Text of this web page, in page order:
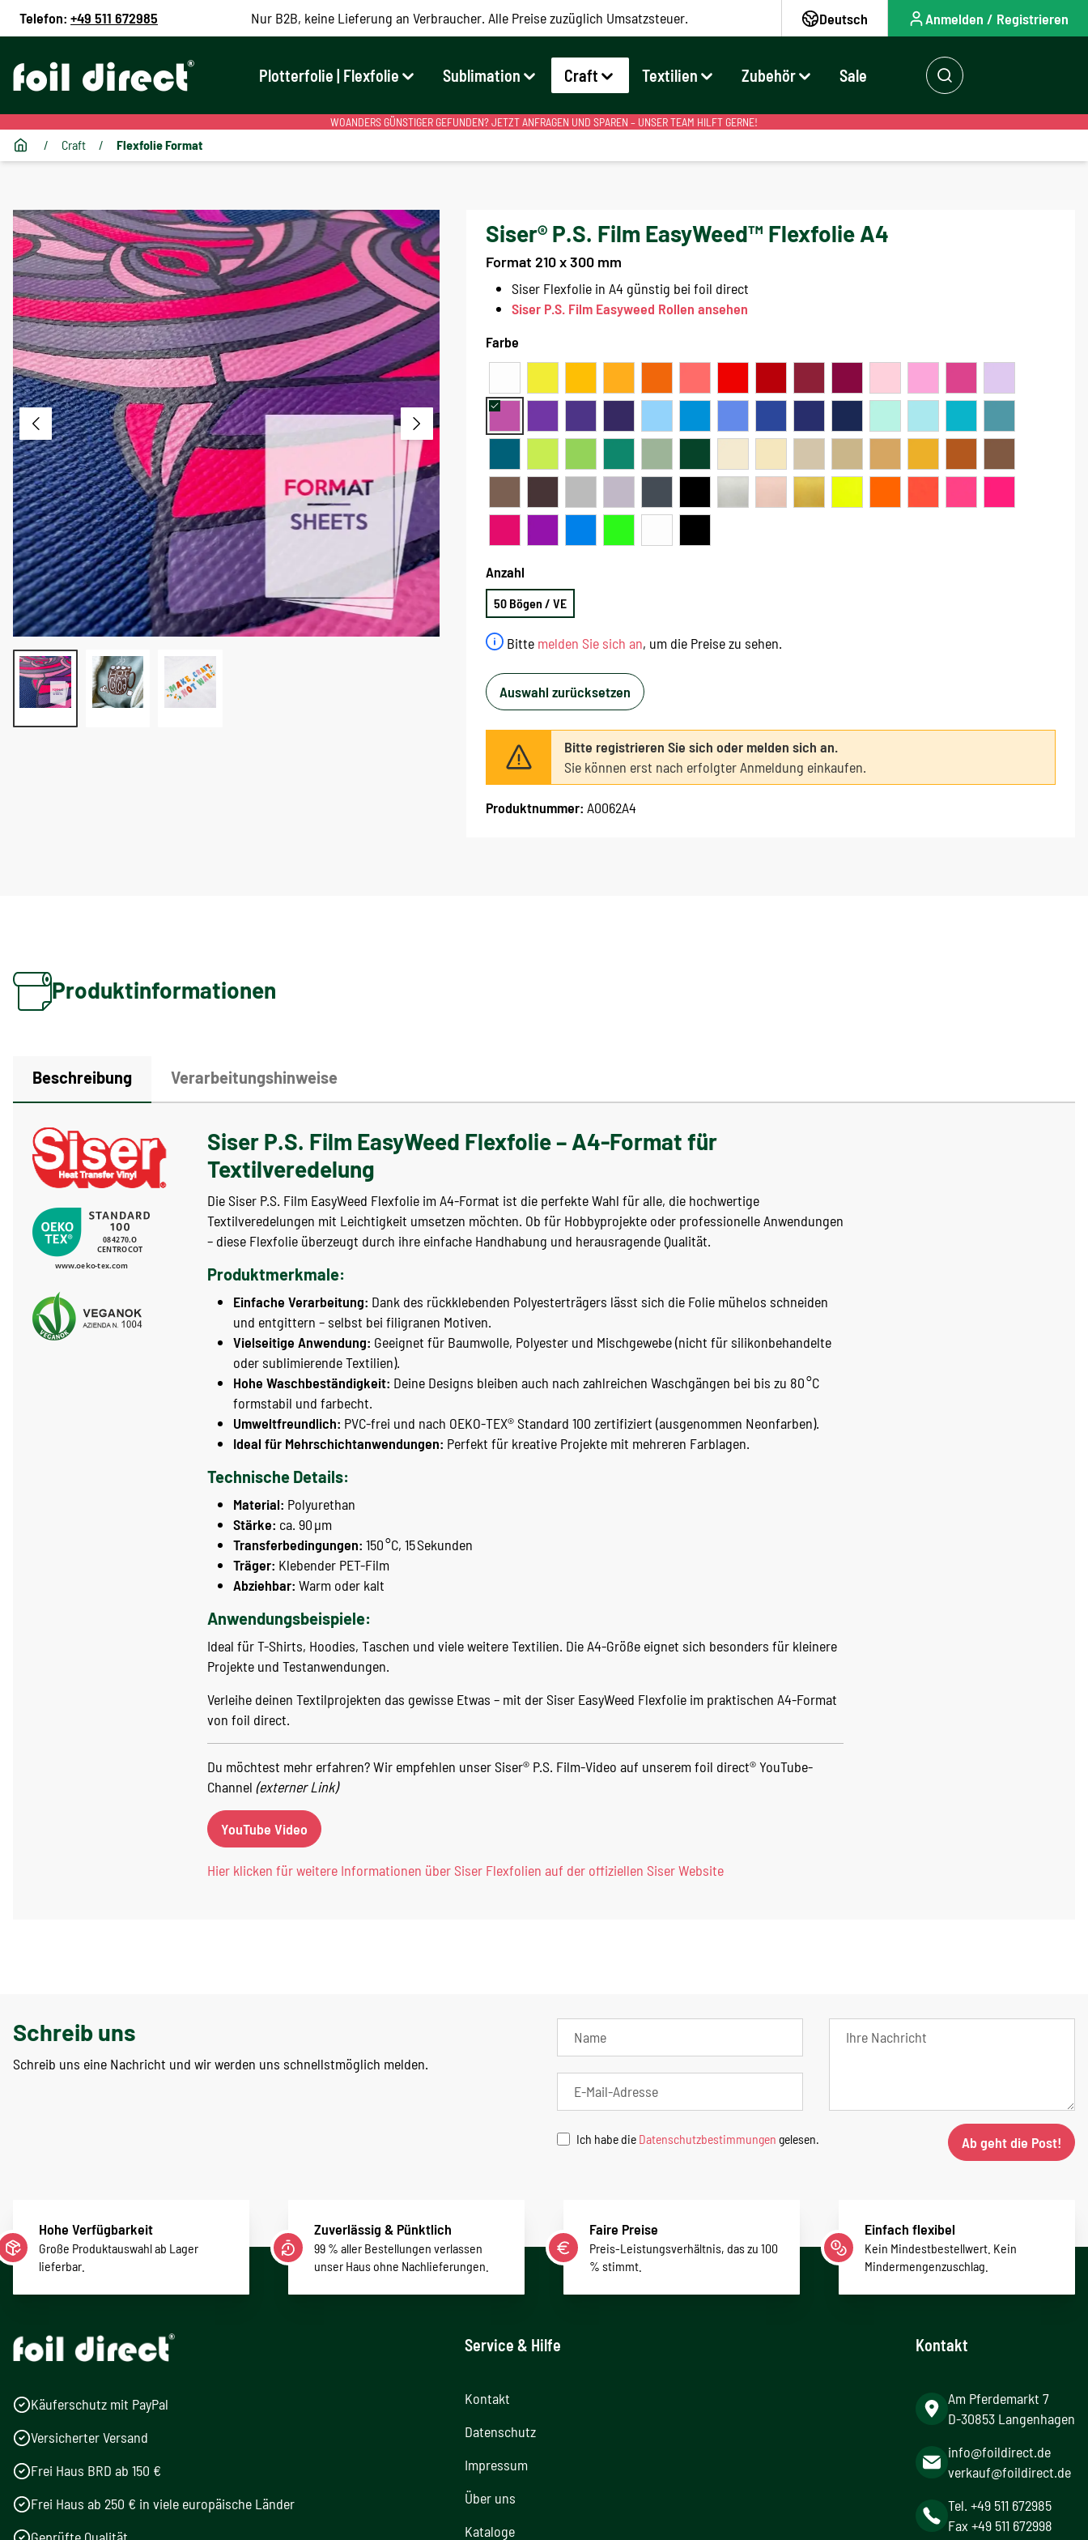
Telefon: +49 511 672985 Nur B2B, keine Lieferung an Verbraucher. Alle Preise zuzüglich Umsatzsteuer. Deutsch Anmelden / Registrieren
Plotterfolie | Flexfolie Sublimation Craft Textilien Zubehör Sale
WOANDERS GÜNSTIGER GEFUNDEN? JETZT ANFRAGEN UND SPAREN – UNSER TEAM HILFT GERNE!
/ Craft / Flexfolie Format
Siser® P.S. Film EasyWeed™ Flexfolie A4
Format 210 x 300 mm
Siser Flexfolie in A4 günstig bei foil direct
Siser P.S. Film Easyweed Rollen ansehen
Bitte melden Sie sich an, um die Preise zu sehen.
Farbe
Anzahl
50 Bögen / VE
Auswahl zurücksetzen
Bitte registrieren Sie sich oder melden sich an.
Sie können erst nach erfolgter Anmeldung einkaufen.
Produktnummer: A0062A4
Produktinformationen
Beschreibung Verarbeitungshinweise
Siser P.S. Film EasyWeed Flexfolie – A4-Format für
Textilveredelung
Die Siser P.S. Film EasyWeed Flexfolie im A4-Format ist die perfekte Wahl für alle, die hochwertige
Textilveredelungen mit Leichtigkeit umsetzen möchten. Ob für Hobbyprojekte oder professionelle Anwendungen
– diese Flexfolie überzeugt durch ihre einfache Handhabung und herausragende Qualität.
Produktmerkmale:
Einfache Verarbeitung: Dank des rückklebenden Polyesterträgers lässt sich die Folie mühelos schneiden
und entgittern – selbst bei filigranen Motiven.
Vielseitige Anwendung: Geeignet für Baumwolle, Polyester und Mischgewebe (nicht für silikonbehandelte
oder sublimierende Textilien).
Hohe Waschbeständigkeit: Deine Designs bleiben auch nach zahlreichen Waschgängen bei bis zu 80 °C
formstabil und farbecht.
Umweltfreundlich: PVC-frei und nach OEKO-TEX® Standard 100 zertifiziert (ausgenommen Neonfarben).
Ideal für Mehrschichtanwendungen: Perfekt für kreative Projekte mit mehreren Farblagen.
Technische Details:
Material: Polyurethan
Stärke: ca. 90 µm
Transferbedingungen: 150 °C, 15 Sekunden
Träger: Klebender PET-Film
Abziehbar: Warm oder kalt
Anwendungsbeispiele:
Ideal für T-Shirts, Hoodies, Taschen und viele weitere Textilien. Die A4-Größe eignet sich besonders für kleinere
Projekte und Testanwendungen.
Verleihe deinen Textilprojekten das gewisse Etwas – mit der Siser EasyWeed Flexfolie im praktischen A4-Format
von foil direct.
Du möchtest mehr erfahren? Wir empfehlen unser Siser® P.S. Film-Video auf unserem foil direct® YouTube-
Channel (externer Link)
YouTube Video
Hier klicken für weitere Informationen über Siser Flexfolien auf der offiziellen Siser Website
Schreib uns
Schreib uns eine Nachricht und wir werden uns schnellstmöglich melden.
Ich habe die Datenschutzbestimmungen gelesen. Ab geht die Post!
Hohe Verfügbarkeit
Große Produktauswahl ab Lager
lieferbar.
Zuverlässig & Pünktlich
99 % aller Bestellungen verlassen
unser Haus ohne Nachlieferungen.
Faire Preise
Preis-Leistungsverhältnis, das zu 100
% stimmt.
Einfach flexibel
Kein Mindestbestellwert. Kein
Mindermengenzuschlag.
Käuferschutz mit PayPal
Versicherter Versand
Frei Haus BRD ab 150 €
Frei Haus ab 250 € in viele europäische Länder
Service & Hilfe
Kontakt
Datenschutz
Impressum
Über uns
Kataloge
Kontakt
Am Pferdemarkt 7
D-30853 Langenhagen
info@foildirect.de
verkauf@foildirect.de
Tel. +49 511 672985
Fax +49 511 672998